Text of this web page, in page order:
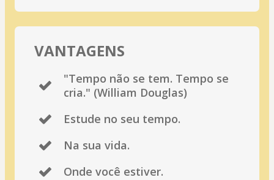
VANTAGENS
"Tempo não se tem. Tempo se
cria." (William Douglas)
Estude no seu tempo.
Na sua vida.
Onde você estiver.